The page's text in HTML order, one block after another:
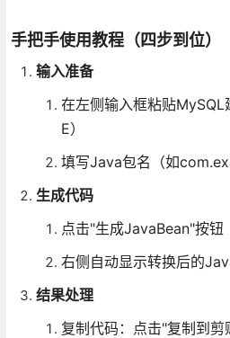
手把手使用教程（四步到位）
输入准备
在左侧输入框粘贴MySQL
E）
填写Java包名（如
生成代码
点击"生成JavaBean"按钮
右侧自动显示转换后的
结果处理
复制代码：点击"复制到剪